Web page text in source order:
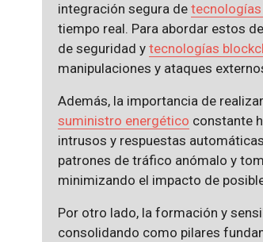
integración segura de tecnologías
tiempo real. Para abordar estos
de seguridad y tecnologías
manipulaciones y ataques
Además, la importancia de
suministro energético constante
intrusos y respuestas
patrones de tráfico anómalo y
minimizando el impacto de
Por otro lado, la formación y
consolidando como pilares